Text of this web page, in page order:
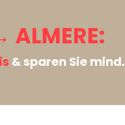
ALMERE:
& sparen Sie mind.